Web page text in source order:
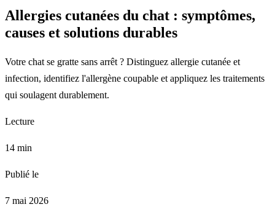
Allergies cutanées du chat : symptômes,
causes et solutions durables
Votre chat se gratte sans arrêt ? Distinguez allergie cutanée et
infection, identifiez l'allergène coupable et appliquez les traitements
qui soulagent durablement.
Lecture
14 min
Publié le
7 mai 2026